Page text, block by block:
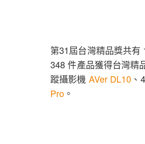
第31屆台灣精品獎共
348 件產品獲得台灣精
蹤攝影機 AVer DL10
Pro 。